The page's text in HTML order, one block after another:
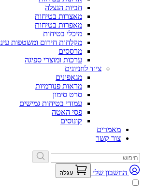
חביות הנצלה
מאצרות בטיחות
מאפרות בטיחות
מיכלי בטיחות
מקלחות חירום ומשטפות
מרססים
ערכות ומוצרי ספיגה
ציוד לחניונים
מגאפונים
מראות פנורמיות
סרט סימון
עמודי בטיחות גמישים
פסי האטה
קונוסים
מאמרים
צור קשר
החשבון שלי עגלה